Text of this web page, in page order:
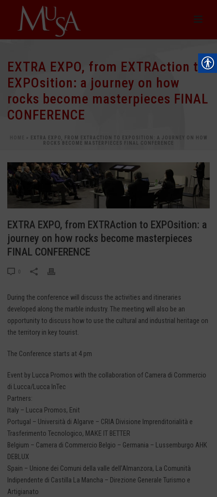
EXTRA EXPO, from EXTRAction to
EXPOsition: a journey on how
rocks become masterpieces FINAL
CONFERENCE
»
EXTRA EXPO, FROM EXTRACTION TO EXPOSITION: A JOURNEY ON HOW
ROCKS BECOME MASTERPIECES FINAL CONFERENCE
EXTRA EXPO, from EXTRAction to EXPOsition: a
journey on how rocks become masterpieces
FINAL CONFERENCE
0
During the conference will discuss the activities and itineraries
developed along the marble industry. The meeting will also be an
opportunity to discuss how to use the cultural and industrial heritage on
the territory in key tourist.
The Conference starts at 4 pm
Event by Lucca Promos with the collaboration of Camera di Commercio
di Lucca/Lucca InTec
Partners:
Italy – Lucca Promos, Enit
Portugal – Università di Algarve – CRIA Divisione Imprenditorialità e
Trasferimento Tecnologico, MAKE IT BETTER
Belgium – Camera di Commercio Belgio – Germania – Lussemburgo AHK
DEBLUX
Spain – Unione dei Comuni della valle dell’Almanzora, La Comunità
Indipendente di Castilla La Mancha – Direzione Generale Turismo e
Artigianato